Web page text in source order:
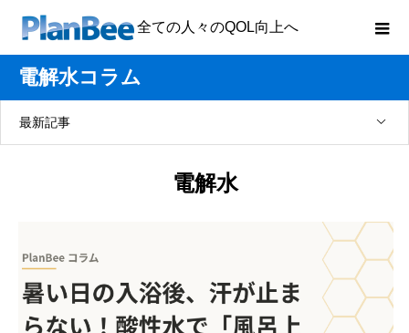
全ての人々のQOL向上へ
電解水コラム
最新記事
電解水